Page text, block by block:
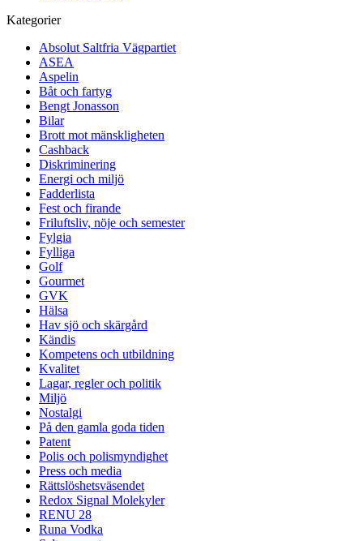
Kategorier
Absolut Saltfria Vägpartiet
ASEA
Aspelin
Båt och fartyg
Bengt Jonasson
Bilar
Brott mot mänskligheten
Cashback
Diskriminering
Energi och miljö
Fadderlista
Fest och firande
Friluftsliv, nöje och semester
Fylgia
Fylliga
Golf
Gourmet
GVK
Hälsa
Hav sjö och skärgård
Kändis
Kompetens och utbildning
Kvalitet
Lagar, regler och politik
Miljö
Nostalgi
På den gamla goda tiden
Patent
Polis och polismyndighet
Press och media
Rättslöshetsväsendet
Redox Signal Molekyler
RENU 28
Runa Vodka